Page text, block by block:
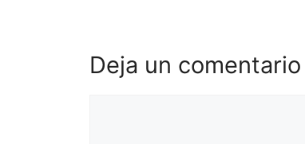
Deja un comentario